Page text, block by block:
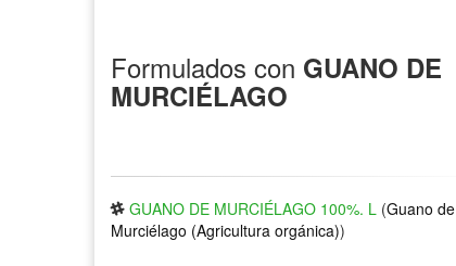
Formulados con GUANO DE
MURCIÉLAGO
GUANO DE MURCIÉLAGO 100%. L (Guano de
Murciélago (Agricultura orgánica))